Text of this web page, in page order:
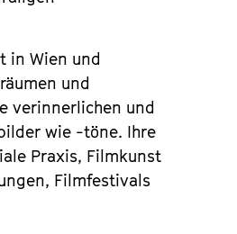
in Wien und
und
verinnerlichen und
wie -töne. Ihre
Praxis, Filmkunst
Filmfestivals